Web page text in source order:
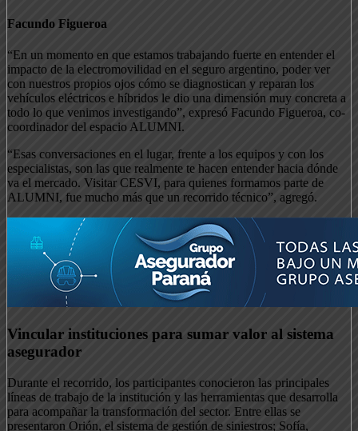
Facundo Figueroa
“En un momento en que estamos trabajando fuerte en entender el
impacto de la electromovilidad en el seguro argentino, poder ver
con nuestros propios ojos cómo se diagnostican y reparan los
vehículos eléctricos e híbridos le dio una dimensión muy concreta a
todo lo que venimos investigando”, expresó Facundo Figueroa, co-
coordinador del espacio ALUMNI.
“Esas conversaciones en el lugar, frente a los equipos y con los
especialistas, son las que realmente te hacen entender hacia dónde
va el mercado. Visitar CESVI, para quienes formamos parte de
ALUMNI, fue mucho más que un recorrido técnico”, agregó.
Vincular instituciones para sumar valor al sistema
asegurador
Durante el recorrido, los participantes conocieron las principales
líneas de trabajo de la institución y las herramientas que desarrolla
para acompañar la transformación del sector. Entre ellas se
presentaron Orión, el sistema de gestión de siniestros; Sofía,